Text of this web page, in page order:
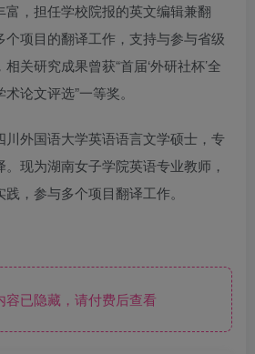
，担任学校院报的英文编辑兼翻
项目的翻译工作，支持与参与省级
关研究成果曾获“首届‘外研社杯’全
论文评选”一等奖。
川外国语大学英语语言文学硕士，专
现为湖南女子学院英语专业教师，
，参与多个项目翻译工作。
已隐藏，请付费后查看